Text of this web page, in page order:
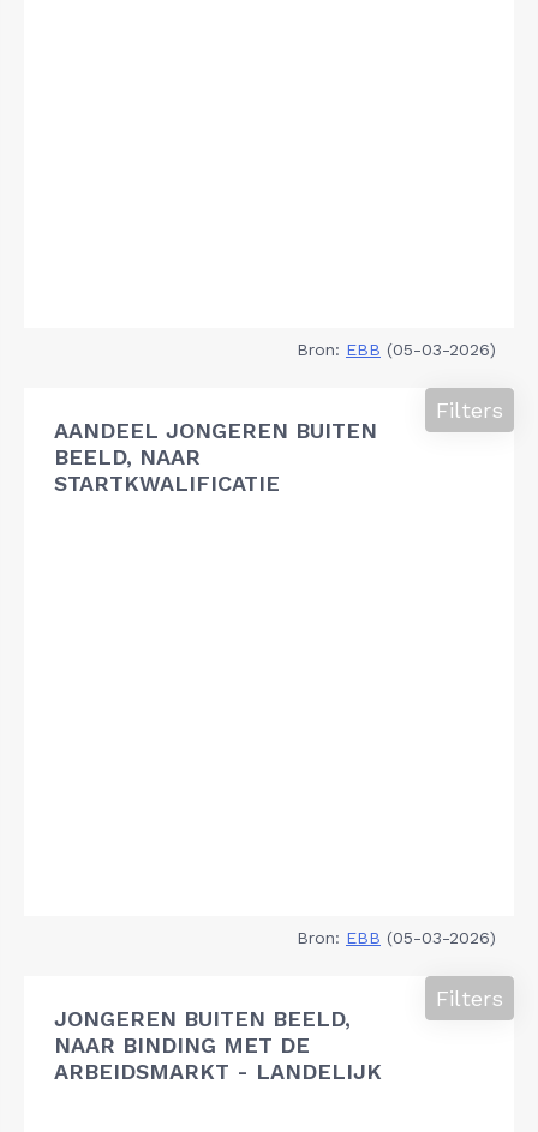
Bron: EBB (05-03-2026)
AANDEEL JONGEREN BUITEN
BEELD, NAAR
STARTKWALIFICATIE
Filters
Bron: EBB (05-03-2026)
JONGEREN BUITEN BEELD,
NAAR BINDING MET DE
ARBEIDSMARKT - LANDELIJK
Filters